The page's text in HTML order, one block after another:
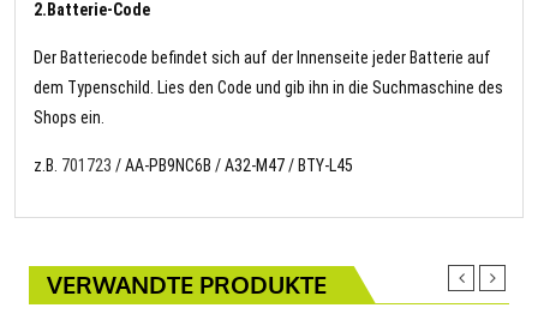
2.Batterie-Code
Der Batteriecode befindet sich auf der Innenseite jeder Batterie auf
dem Typenschild. Lies den Code und gib ihn in die Suchmaschine des
Shops ein.
z.B. 701723 / AA-PB9NC6B / A32-M47 / BTY-L45
VERWANDTE PRODUKTE